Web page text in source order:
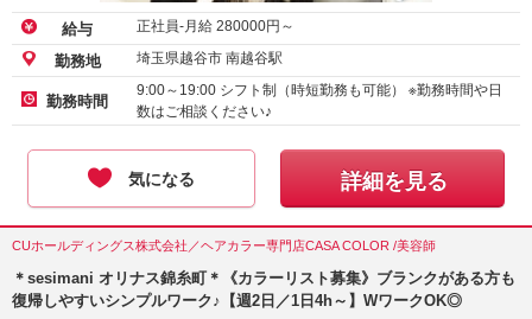
給与 正社員-月給 280000円～
勤務地 埼玉県越谷市 南越谷駅
勤務時間
9:00～19:00 シフト制（時短勤務も可能） ※勤務時間や日
数はご相談ください♪
気になる 詳細を見る
CUホールディングス株式会社／ヘアカラー専門店CASA COLOR /美容師
＊sesimani オリナス錦糸町＊《カラーリスト募集》ブランクがある方も
復帰しやすいシンプルワーク♪【週2日／1日4h～】WワークOK◎